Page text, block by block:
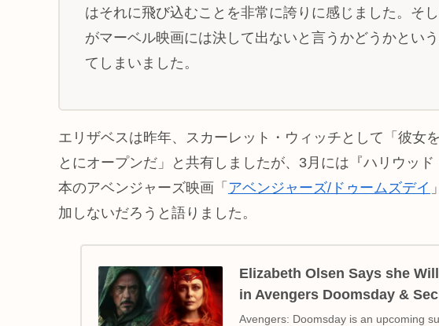
はそれに飛び込むことを非常に誇りに感じました。そ
がマーベル映画には決して出ないと言うかどうかとい
てしまいました。
エリザベスは昨年、スカーレット・ウィッチとして「彼女
とにオープンだ」と共有しましたが、3月には『ハリウッ
本のアベンジャーズ映画「 アベンジャーズ/ドゥームズデイ
加しないだろうと語りました。
Elizabeth Olsen Says she
in Avengers Doomsday &
Avengers: Doomsday is an upcoming